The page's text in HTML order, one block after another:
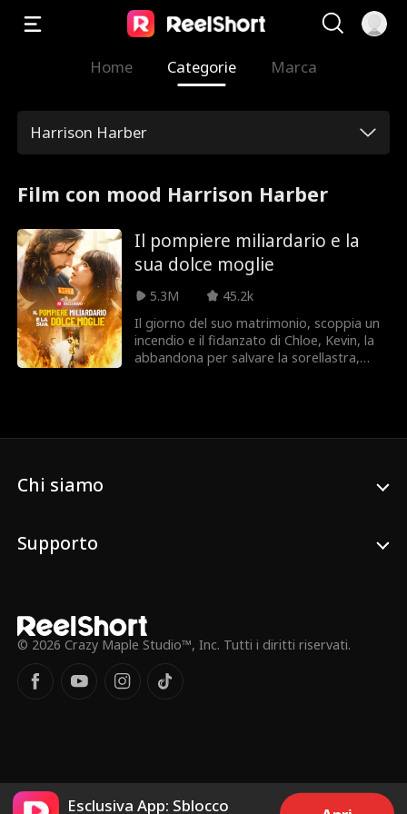
Home Categorie Marca
Harrison Harber
Film con mood Harrison Harber
Il pompiere miliardario e la
sua dolce moglie
5.3M
45.2k
Il giorno del suo matrimonio, scoppia un
incendio e il fidanzato di Chloe, Kevin, la
abbandona per salvare la sorellastra,
sia in realtà un miliardario CEO. Col
Chi siamo
Supporto
© 2026 Crazy Maple Studio™, Inc. Tutti i diritti riservati.
Esclusiva App: Sblocco